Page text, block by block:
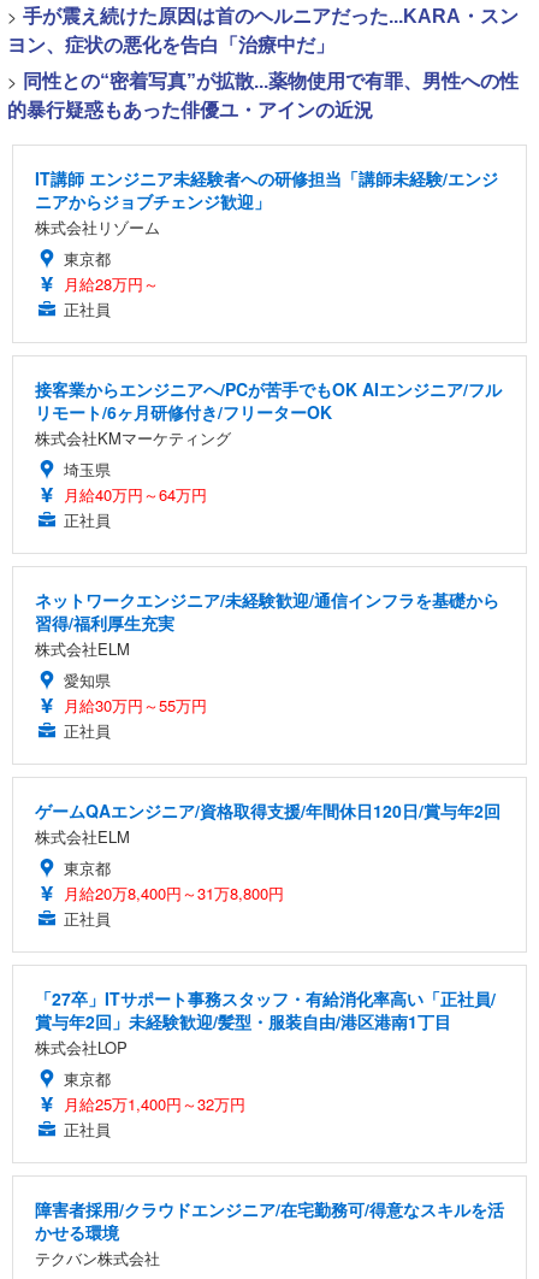
> 手が震え続けた原因は首のヘルニアだった...KARA・スン
ヨン、症状の悪化を告白「治療中だ」
> 同性との“密着写真”が拡散...薬物使用で有罪、男性への性
的暴行疑惑もあった俳優ユ・アインの近況
IT講師 エンジニア未経験者への研修担当「講師未経験/エンジ
ニアからジョブチェンジ歓迎」
株式会社リゾーム
東京都
月給28万円～
正社員
接客業からエンジニアへ/PCが苦手でもOK AIエンジニア/フル
リモート/6ヶ月研修付き/フリーターOK
株式会社KMマーケティング
埼玉県
月給40万円～64万円
正社員
ネットワークエンジニア/未経験歓迎/通信インフラを基礎から
習得/福利厚生充実
株式会社ELM
愛知県
月給30万円～55万円
正社員
ゲームQAエンジニア/資格取得支援/年間休日120日/賞与年2回
株式会社ELM
東京都
月給20万8,400円～31万8,800円
正社員
「27卒」ITサポート事務スタッフ・有給消化率高い「正社員/
賞与年2回」未経験歓迎/髪型・服装自由/港区港南1丁目
株式会社LOP
東京都
月給25万1,400円～32万円
正社員
障害者採用/クラウドエンジニア/在宅勤務可/得意なスキルを活
かせる環境
テクバン株式会社